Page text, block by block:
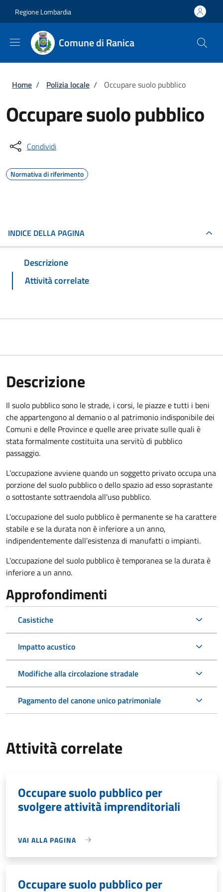
Regione Lombardia
Comune di Ranica
Briciole di pane
Home / Polizia locale / Occupare suolo pubblico
Occupare suolo pubblico
Condividi
Normativa di riferimento
INDICE DELLA PAGINA
Descrizione
Attività correlate
Descrizione
Il suolo pubblico sono le strade, i corsi, le piazze e tutti i beni
che appartengono al demanio o al patrimonio indisponibile dei
Comuni e delle Province e quelle aree private sulle quali è
stata formalmente costituita una servitù di pubblico
passaggio.
L’occupazione avviene quando un soggetto privato occupa una
porzione del suolo pubblico o dello spazio ad esso soprastante
o sottostante sottraendola all'uso pubblico.
L’occupazione del suolo pubblico è permanente se ha carattere
stabile e se la durata non è inferiore a un anno,
indipendentemente dall’esistenza di manufatti o impianti.
L’occupazione del suolo pubblico è temporanea se la durata è
inferiore a un anno.
Approfondimenti
Casistiche
Impatto acustico
Modifiche alla circolazione stradale
Pagamento del canone unico patrimoniale
Attività correlate
Occupare suolo pubblico per
svolgere attività imprenditoriali
VAI ALLA PAGINA
Occupare suolo pubblico per